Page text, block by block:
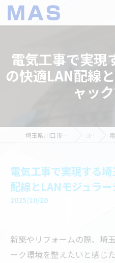
電気工事で実現
の快適LAN配線
ャッ
埼玉県川口市の電気工事ならMAS コラム 電
電気工事で実現する
配線とLANモジュラ
2025/10/20
新築やリフォームの際、埼
ーク環境を整えたいと感じ